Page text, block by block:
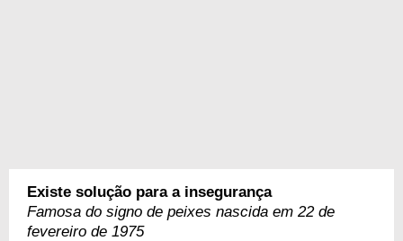
Existe solução para a insegurança
Famosa do signo de peixes nascida em 22 de
fevereiro de 1975